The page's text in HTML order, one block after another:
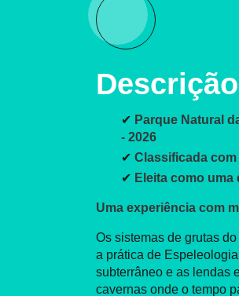
Descrição
✔ Parque Natural
- 2026
✔ Classificada
✔ Eleita como
Uma experiência com
Os sistemas de grutas
a prática de
subterrâneo e as lendas
cavernas onde o tempo